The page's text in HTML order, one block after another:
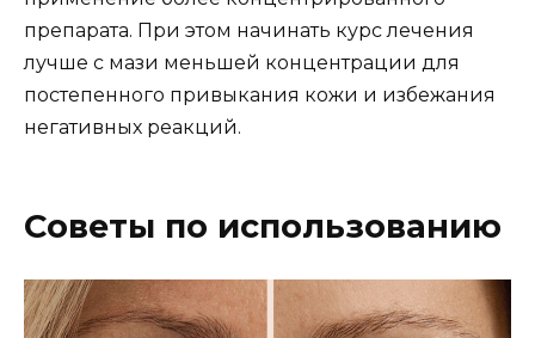
препарата. При этом начинать курс лечения
лучше с мази меньшей концентрации для
постепенного привыкания кожи и избежания
негативных реакций.
Советы по использованию